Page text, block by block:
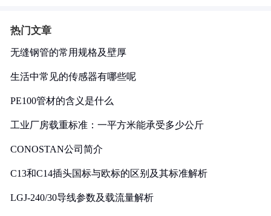
热门文章
无缝钢管的常用规格及壁厚
生活中常见的传感器有哪些呢
PE100管材的含义是什么
工业厂房载重标准：一平方米能承受多少公斤
CONOSTAN公司简介
C13和C14插头国标与欧标的区别及其标准解析
LGJ-240/30导线参数及载流量解析